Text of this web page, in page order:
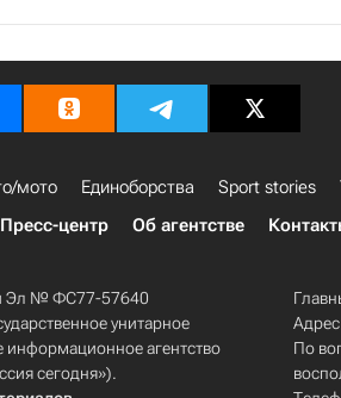
мото Единоборства Sport stories
Пресс-центр Об агентстве
Эл № ФС77-57640
унитарное
агентство
сегодня»).
По